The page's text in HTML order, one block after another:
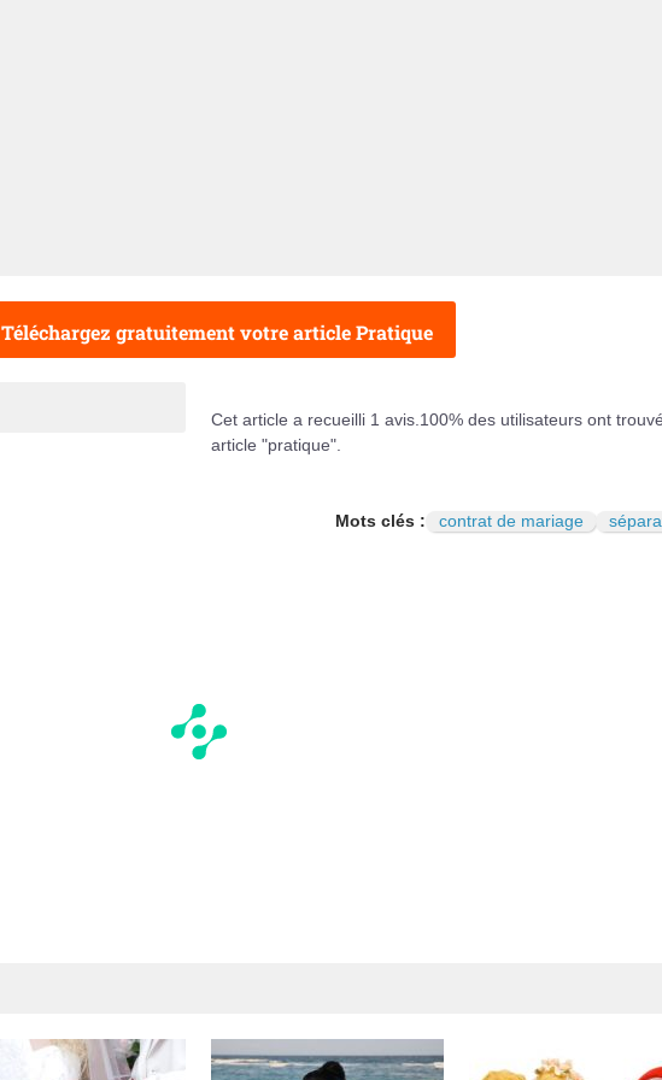
Téléchargez gratuitement votre article Pratique
Cet article a recueilli 1 avis. 100% des utilisateurs ont
article "pratique".
Mots clés : contrat de mariage